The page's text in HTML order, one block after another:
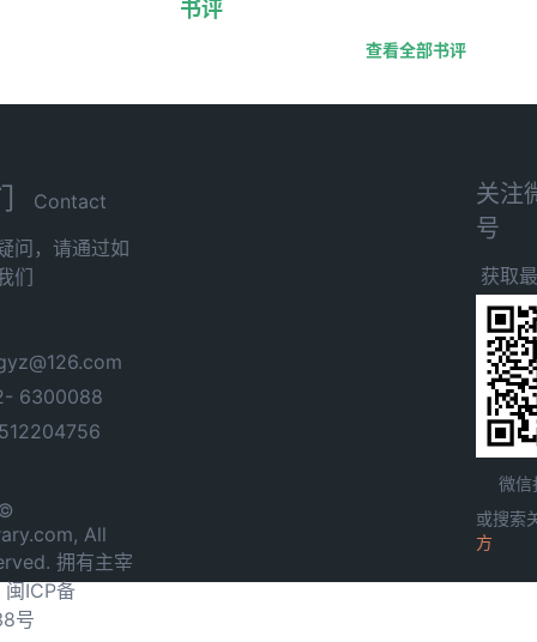
书评
查看全部书评
Contact
问，请通过如
们
6300088
All
拥有主宰
闽ICP备
号
关注
号
获取
微信
或搜索
方